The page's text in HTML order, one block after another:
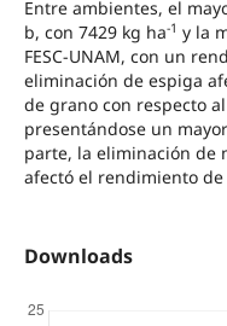
Entre ambientes, el
b, con 7429 kg ha-1 y la
FESC-UNAM, con un
eliminación de espiga
de grano con respecto
presentándose un
parte, la eliminación de
afectó el rendimiento
Downloads